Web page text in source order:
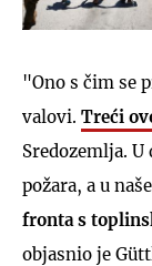
"Ono s čim se
valovi. Treći
Sredozemlja.
požara, a u
fronta s
objasnio je